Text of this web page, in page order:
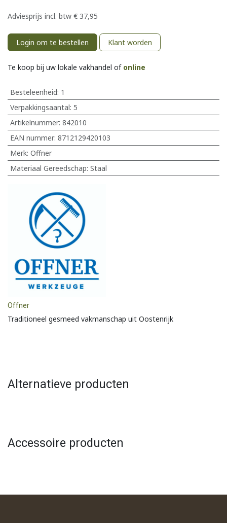
Adviesprijs incl. btw € 37,95
Login om te bestellen Klant worden
Te koop bij uw lokale vakhandel of online
Besteleenheid: 1
Verpakkingsaantal: 5
Artikelnummer: 842010
EAN nummer: 8712129420103
Merk: Offner
Materiaal Gereedschap: Staal
Offner
Traditioneel gesmeed vakmanschap uit Oostenrijk
Alternatieve producten
Accessoire producten